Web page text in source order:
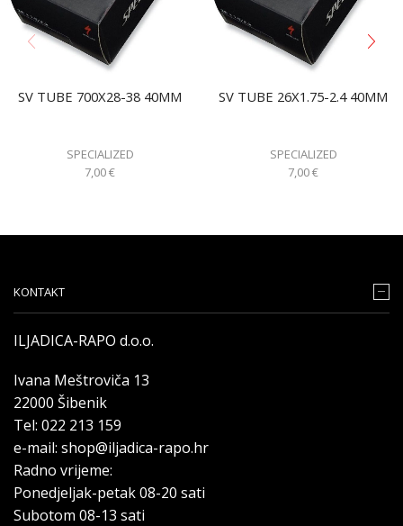
SV TUBE 700X28-38 40MM
SPECIALIZED
7,00€
SV TUBE 26X1.75-2.4 40MM
SPECIALIZED
7,00€
KONTAKT
ILJADICA-RAPO d.o.o.
Ivana Meštroviča 13
22000 Šibenik
Tel: 022 213 159
e-mail: shop@iljadica-rapo.hr
Radno vrijeme:
Ponedjeljak-petak 08-20 sati
Subotom 08-13 sati